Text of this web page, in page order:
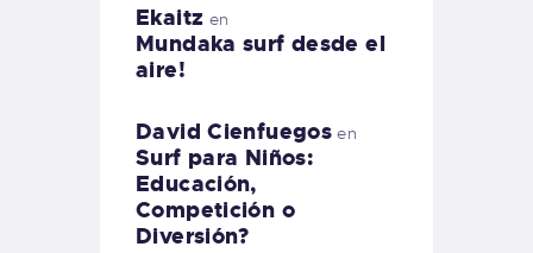
Ekaitz en
Mundaka surf desde el
aire!
David Cienfuegos en
Surf para Niños:
Educación,
Competición o
Diversión?